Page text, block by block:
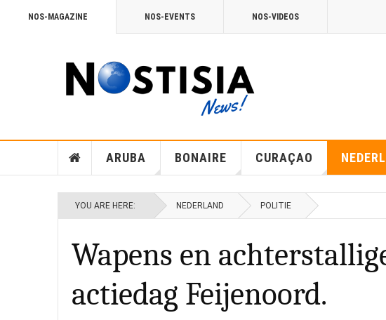
NOS-MAGAZINE NOS-EVENTS NOS-VIDEOS
ARUBA BONAIRE CURAÇAO
YOU ARE HERE: NEDERLAND POLITIE
Wapens en
actiedag Feijenoord.